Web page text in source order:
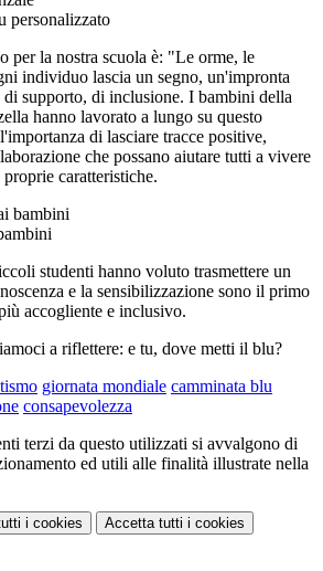
personalizzato
per la nostra scuola è: "Le orme, le
individuo lascia un segno, un'impronta
di supporto, di inclusione. I bambini della
hanno lavorato a lungo su questo
di lasciare tracce positive,
che possano aiutare tutti a vivere
caratteristiche.
studenti hanno voluto trasmettere un
e la sensibilizzazione sono il primo
accogliente e inclusivo.
a riflettere: e tu, dove metti il blu?
giornata mondiale camminata blu
consapevolezza
terzi da questo utilizzati si avvalgono di
ed utili alle finalità illustrate nella
i cookies Accetta tutti i cookies